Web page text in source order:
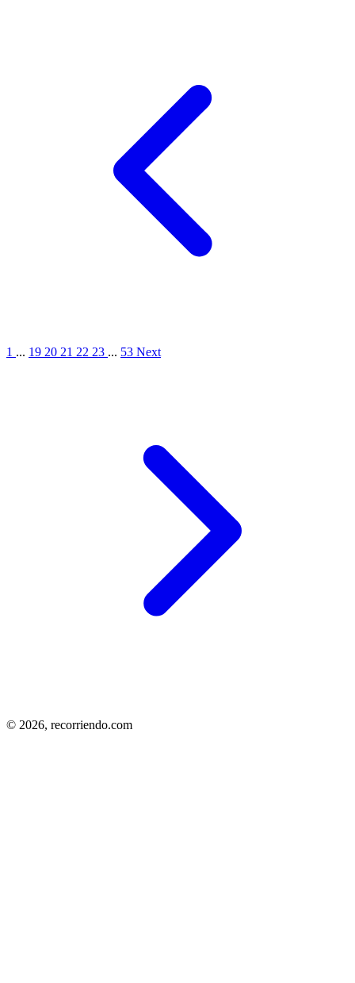
1 ... 19 20 21 22 23 ... 53 Next
© 2026, recorriendo.com